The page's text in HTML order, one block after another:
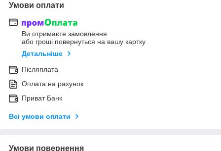
Умови оплати
Ви отримаєте замовлення
або гроші повернуться на вашу картку
Детальніше
Післяплата
Оплата на рахунок
Приват Банк
Всі умови оплати
Умови повернення